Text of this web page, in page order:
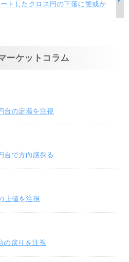
トしたクロス円の下落に警戒か
ーケットコラム
台の定着を注視
台で方向感探る
上値を注視
の戻りを注視